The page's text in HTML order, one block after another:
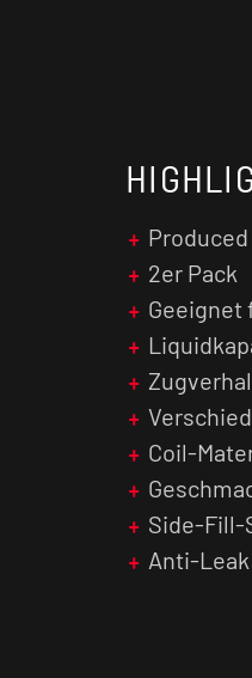
Produced
2er Pack
Geeignet
Coil-
Side-Fill-
Anti-